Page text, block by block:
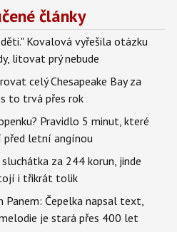
články
Kovalová vyřešila otázku
litovat prý nebude
celý Chesapeake Bay za
to trvá přes rok
Pravidlo 5 minut, které
před letní angínou
za 244 korun, jinde
i třikrát tolik
Čepelka napsal text,
je stará přes 400 let